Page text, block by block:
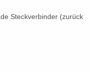
Steckverbinder (zurück